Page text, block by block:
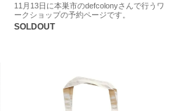
11月13日に本巣市のdefcolonyさんで行うワ
ークショップの予約ページです。
SOLDOUT